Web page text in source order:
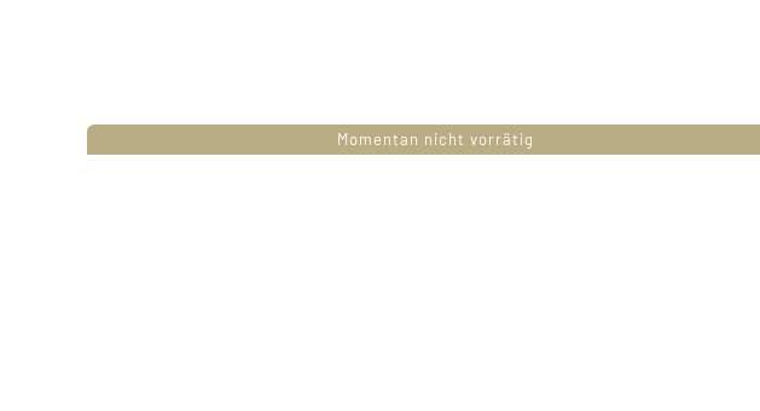
Momentan nicht vorrätig